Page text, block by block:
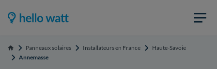
Accueil Panneaux solaires Installateurs en France
Haute-Savoie
Annemasse